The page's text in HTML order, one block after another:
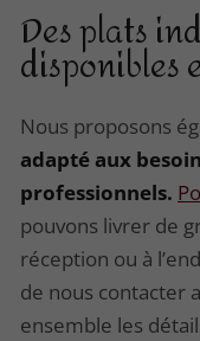
Des plats
disponibles
Nous proposons
adapté aux
professionnels.
pouvons livrer de
réception ou à
de nous contacter
ensemble les